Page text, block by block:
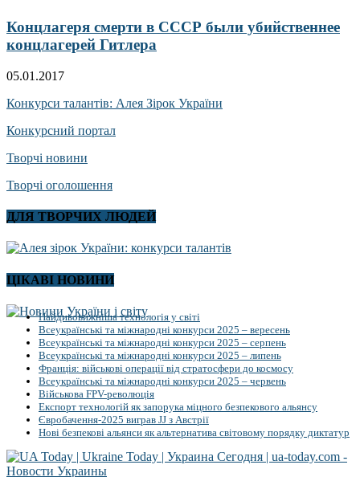
Концлагеря смерти в СССР были убийственнее
концлагерей Гитлера
05.01.2017
Конкурси талантів: Алея Зірок України
Конкурсний портал
Творчі новини
Творчі оголошення
ДЛЯ ТВОРЧИХ ЛЮДЕЙ
ЦІКАВІ НОВИНИ
Найдивовижніша технологія у світі
Всеукраїнські та міжнародні конкурси 2025 – вересень
Всеукраїнські та міжнародні конкурси 2025 – серпень
Всеукраїнські та міжнародні конкурси 2025 – липень
Франція: військові операції від стратосфери до космосу
Всеукраїнські та міжнародні конкурси 2025 – червень
Військова FPV-революція
Експорт технологій як запорука міцного безпекового альянсу
Євробачення-2025 виграв JJ з Австрії
Нові безпекові альянси як альтернатива світовому порядку диктатур